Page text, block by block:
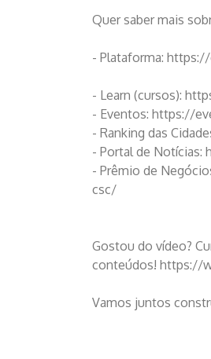
Quer saber mais
- Plataforma:
- Learn (cursos):
- Eventos: https://
- Ranking das
- Portal de
- Prêmio de
csc/
Gostou do vídeo?
conteúdos! https://
Vamos juntos